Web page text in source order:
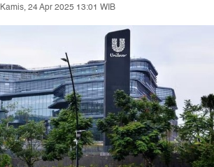
Kamis, 24 Apr 2025 13:01 WIB